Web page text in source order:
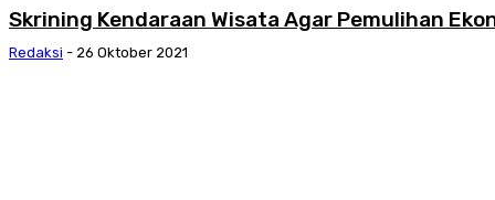
Skrining Kendaraan Wisata Agar Pemulihan
Redaksi - 26 Oktober 2021